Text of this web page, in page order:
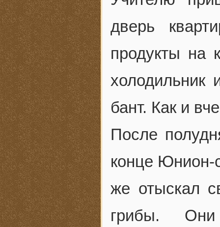
дверь
продукты на
холодильник
бант. Как и
После
конце Юнион-
же отыскал
грибы.